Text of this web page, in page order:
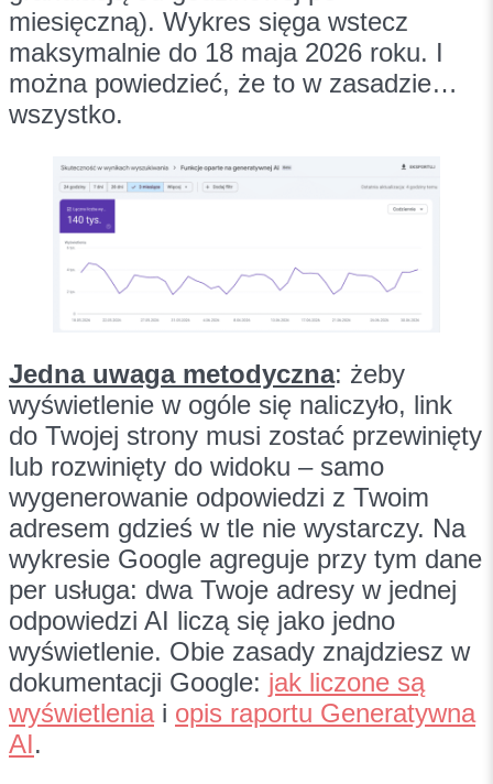
miesięczną). Wykres sięga wstecz
maksymalnie do 18 maja 2026 roku. I
można powiedzieć, że to w zasadzie…
wszystko.
Jedna uwaga metodyczna: żeby
wyświetlenie w ogóle się naliczyło, link
do Twojej strony musi zostać przewinięty
lub rozwinięty do widoku – samo
wygenerowanie odpowiedzi z Twoim
adresem gdzieś w tle nie wystarczy. Na
wykresie Google agreguje przy tym dane
per usługa: dwa Twoje adresy w jednej
odpowiedzi AI liczą się jako jedno
wyświetlenie. Obie zasady znajdziesz w
dokumentacji Google: jak liczone są
wyświetleniai opis raportu Generatywna
AI.